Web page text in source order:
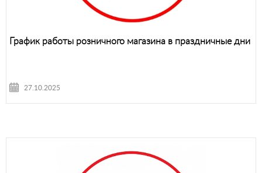
График работы розничного магазина в праздничные дни
27.10.2025